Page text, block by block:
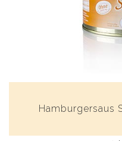
Hamburgersaus